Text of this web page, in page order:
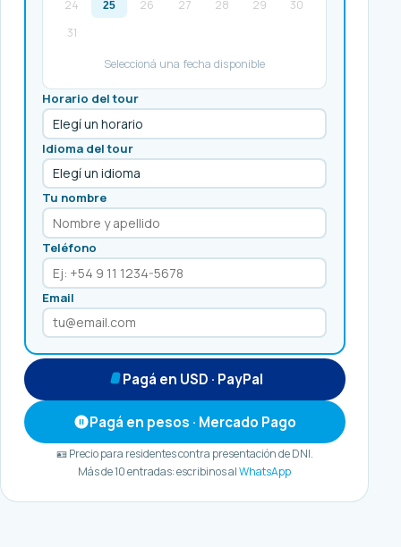
24 25 26 27 28 29
30
31
Seleccioná una fecha disponible
Horario del tour
Idioma del tour
Tu nombre
Teléfono
Email
Pagá en USD · PayPal
Pagá en pesos · Mercado Pago
🪪 Precio para residentes contra presentación de DNI.
Más de 10 entradas: escribinos alWhatsApp